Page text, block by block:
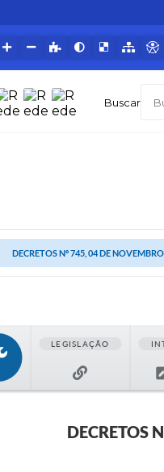
Buscar
DECRETOS Nº 745, 04 DE
LEGISLAÇÃO
DECRETOS